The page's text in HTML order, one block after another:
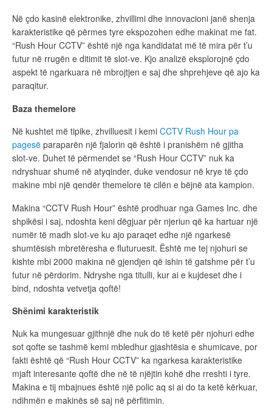
Në çdo kasinë elektronike, zhvillimi dhe innovacioni janë shenja
karakteristike që përmes tyre ekspozohen edhe makinat me fat.
“Rush Hour CCTV” është një nga kandidatat më të mira për t’u
futur në rrugën e ditimit të slot-ve. Kjo analizë eksplorojnë çdo
aspekt të ngarkuara në mbrojtjen e saj dhe shprehjeve që ajo ka
paraqitur.
Baza themelore
Në kushtet më tipike, zhvilluesit i kemi CCTV Rush Hour pa
pagesë paraparën një fjalorin që është i pranishëm në gjitha
slot-ve. Duhet të përmendet se “Rush Hour CCTV” nuk ka
ndryshuar shumë në atyqinder, duke vendosur në krye të çdo
makine mbi një qendër themelore të cilën e bëjnë ata kampion.
Makina “CCTV Rush Hour” është prodhuar nga Games Inc. dhe
shpikësi i saj, ndoshta keni dëgjuar për njeriun që ka hartuar një
numër të madh slot-ve ku ajo paraqet edhe një ngarkesë
shumtësish mbretëresha e fluturuesit. Është me tej njohuri se
kishte mbi 2000 makina në gjendjen që ishin të gatshme për t’u
futur në përdorim. Ndryshe nga titulli, kur ai e kujdeset dhe i
bind, ndoshta vetvetja qoftë!
Shënimi karakteristik
Nuk ka mungesuar gjithnjë dhe nuk do të ketë për njohuri edhe
sot qofte se tashmë kemi mbledhur gjashtësia e shumicave, por
fakti është që “Rush Hour CCTV” ka ngarkesa karakteristike
mjaft interesante qoftë dhe në të njëjtin kohë dhe rreshti i tyre.
Makina e tij mbajnues është një polic aq si ai do ta ketë kërkuar,
ndihmën e makinës së saj në përfitimin.